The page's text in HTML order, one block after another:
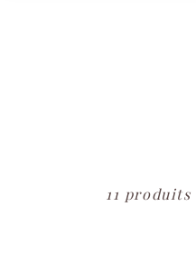
11 produits